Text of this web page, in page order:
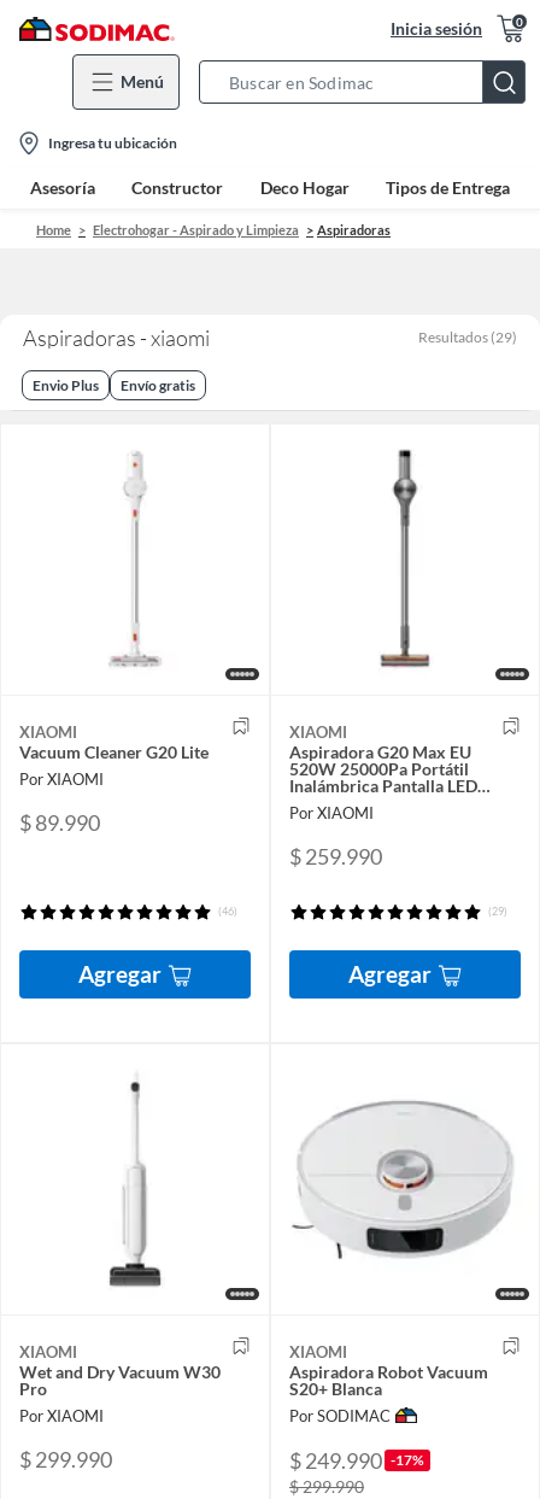
Inicia sesión 0
Menú
Bar
location-
icon
Ingresa tu ubicación
Asesoría Constructor Deco Hogar Tipos de Entrega
Home Electrohogar - Aspirado y Limpieza Aspiradoras
Aspiradoras - xiaomi Resultados (29)
Envio Plus Envío gratis
XIAOMI
Vacuum Cleaner G20 Lite
Por XIAOMI
$ 89.990
(46)
Agregar
XIAOMI
Aspiradora G20 Max EU
520W 25000Pa Portátil
Inalámbrica Pantalla LED
Hogares Mascotas
Por XIAOMI
$ 259.990
(29)
Agregar
XIAOMI
Wet and Dry Vacuum W30
Pro
Por XIAOMI
$ 299.990
XIAOMI
Aspiradora Robot Vacuum
S20+ Blanca
Por SODIMAC
$ 249.990 -17%
$ 299.990